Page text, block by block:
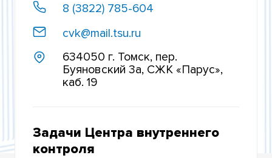
НОЦ «ОНЛАЙН-ПЛАТФОРМЫ В ЯЗЫКОВОМ
ОБРАЗОВАНИИ»
СИБИРСКИЙ ЦЕНТР ДИЗАЙНА
ЦЕНТР ТЕСТИРОВАНИЯ ИНОСТРАННЫХ
ГРАЖДАН ПО РУССКОМУ ЯЗЫКУ КАК
8 (3822) 785-604
cvk@mail.tsu.ru
634050 г. Томск, пер.
Буяновский 3а, СЖК «Парус»,
каб. 19
Задачи Центра внутреннего
контроля